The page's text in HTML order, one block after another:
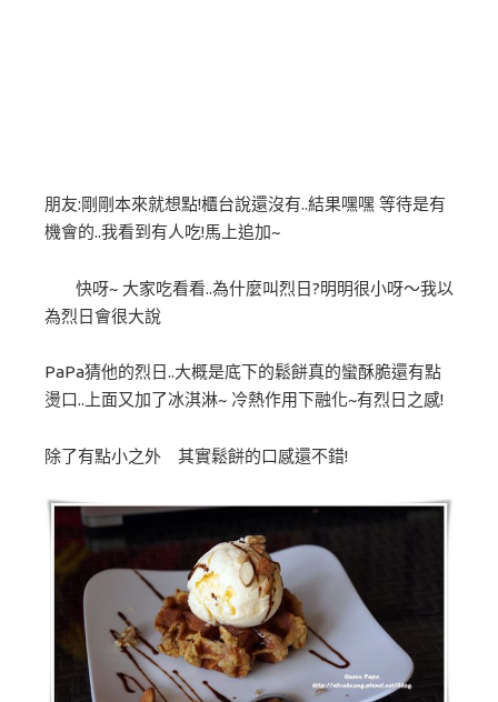
朋友:剛剛本來就想點!櫃台說還沒有..結果嘿嘿 等待是有
機會的..我看到有人吃!馬上追加~
快呀~ 大家吃看看..為什麼叫烈日?明明很小呀～我以
為烈日會很大說
PaPa猜他的烈日..大概是底下的鬆餅真的蠻酥脆還有點
燙口..上面又加了冰淇淋~ 冷熱作用下融化~有烈日之感!
除了有點小之外 其實鬆餅的口感還不錯!